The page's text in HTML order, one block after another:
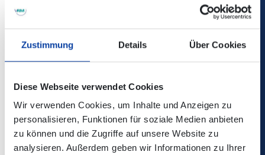
Zustimmung Details Über Cookies
Diese Webseite verwendet Cookies
Wir verwenden Cookies, um Inhalte und Anzeigen zu
personalisieren, Funktionen für soziale Medien anbieten
zu können und die Zugriffe auf unsere Website zu
analysieren. Außerdem geben wir Informationen zu Ihrer
=>Die Fahrgäste werden mit Fahrgastinformationen über
die elektronischen Fahrgastinformationssysteme an den
Haltepunkten über den Schienenersatzverkehr informiert.
Die Änderungen sind in der elektronischen
Verbindungsauskunft enthalten!
www.bahn.de